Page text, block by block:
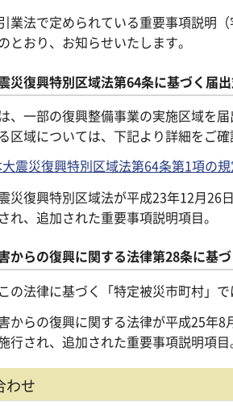
業法で定められている重要事項説明
とおり、お知らせいたします。
災復興特別区域法第64条に基づく届
、一部の復興整備事業の実施区域を届
区域については、下記より詳細をご確
震災復興特別区域法第64条第1項の
災復興特別区域法が平成23年12月26
れ、追加された重要事項説明項目。
からの復興に関する法律第28条に基
の法律に基づく「特定被災市町村」
からの復興に関する法律が平成25年8
行され、追加された重要事項説明項目
わせ